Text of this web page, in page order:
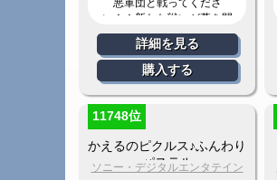
悪軍団と戦ってくださ
い！！新たな戦いが幕を開
ける。
詳細を見る
購入する
11748位
かえるのピクルス♪ふんわり
パステル
ソニー・デジタルエンタテイン